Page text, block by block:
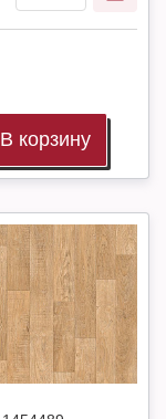
В корзину